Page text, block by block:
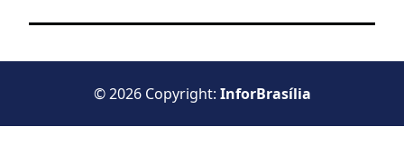
© 2026 Copyright: InforBrasília